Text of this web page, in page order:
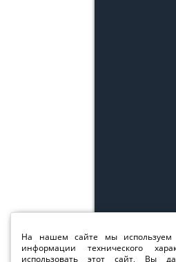
На нашем сайте мы используем
информации технического
использовать этот сайт, Вы